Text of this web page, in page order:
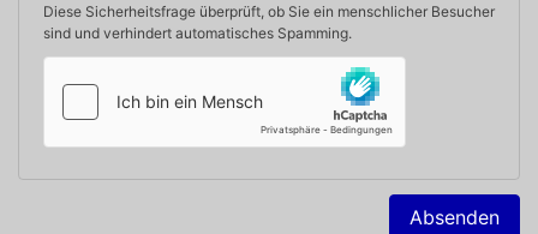
Diese Sicherheitsfrage überprüft, ob Sie ein menschlicher Besucher
sind und verhindert automatisches Spamming.
Absenden